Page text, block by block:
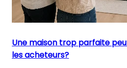
Une maison trop parfaite
les acheteurs?